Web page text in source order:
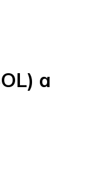
a